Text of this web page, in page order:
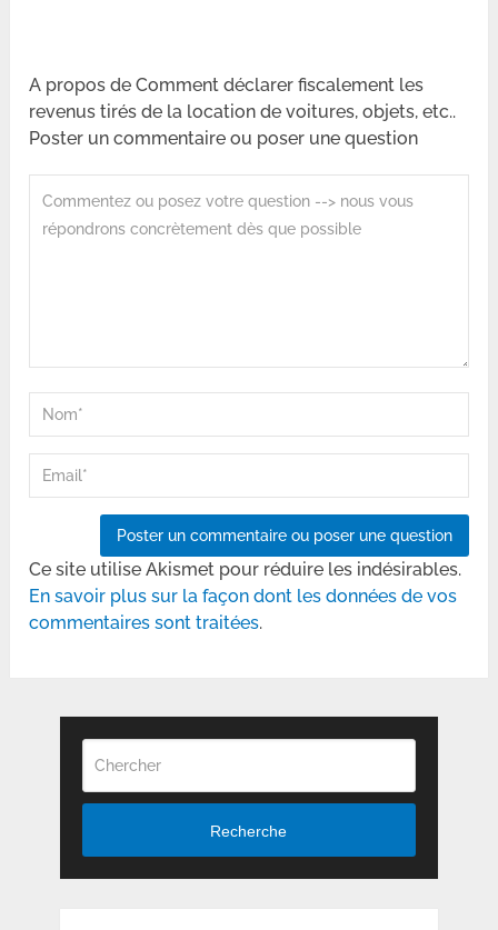
A propos de Comment déclarer fiscalement les
revenus tirés de la location de voitures, objets, etc..
Poster un commentaire ou poser une question
Ce site utilise Akismet pour réduire les indésirables.
En savoir plus sur la façon dont les données de vos
commentaires sont traitées.
Recherche